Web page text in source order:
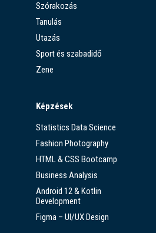
Szórakozás
Tanulás
Utazás
Sport és szabadidő
Zene
Képzések
Statistics Data Science
Fashion Photography
HTML & CSS Bootcamp
Business Analysis
Android 12 & Kotlin
Development
Figma – UI/UX Design